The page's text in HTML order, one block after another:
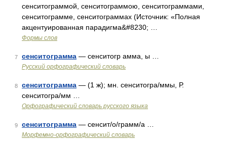
сенситограммой, сенситограммою, сенситограммами,
сенситограмме, сенситограммах (Источник: «Полная
акцентуированная парадигма&#8230; …
Формы слов
7 сенситограмма — сенситогр амма, ы …
Русский орфографический словарь
8 сенситограмма — (1 ж); мн. сенситогра/ммы, Р.
сенситогра/мм …
Орфографический словарь русского языка
9 сенситограмма — сенсит/о/грамм/а …
Морфемно-орфографический словарь